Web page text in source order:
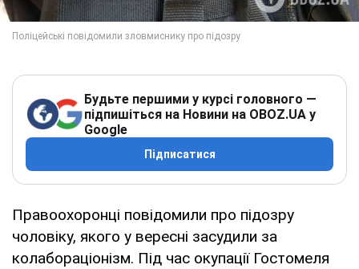
Будьте першими у курсі головного —
підпишіться на Новини на OBOZ.UA у
Google
Підписатися
Правоохоронці повідомили про підозру
чоловіку, якого у вересні засудили за
колабораціонізм. Під час окупації Гостомеля